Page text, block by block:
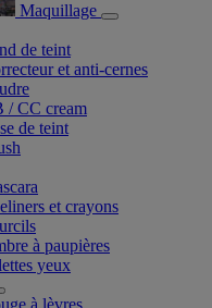
Maquillage
de teint
et anti-cernes
/ CC cream
de teint
et crayons
à paupières
yeux
à lèvres